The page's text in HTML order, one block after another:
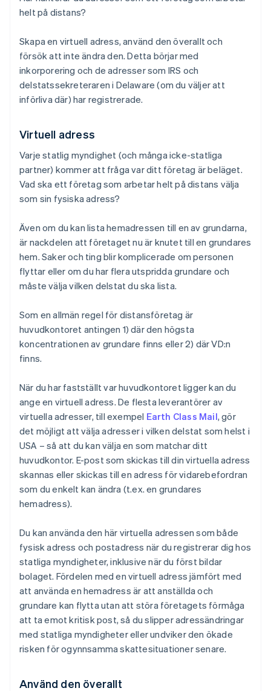
helt på distans?
Skapa en virtuell adress, använd den överallt och
försök att inte ändra den. Detta börjar med
inkorporering och de adresser som IRS och
delstatssekreteraren i Delaware (om du väljer att
införliva där) har registrerade.
Virtuell adress
Varje statlig myndighet (och många icke-statliga
partner) kommer att fråga var ditt företag är beläget.
Vad ska ett företag som arbetar helt på distans välja
som sin fysiska adress?
Även om du kan lista hemadressen till en av grundarna,
är nackdelen att företaget nu är knutet till en grundares
hem. Saker och ting blir komplicerade om personen
flyttar eller om du har flera utspridda grundare och
måste välja vilken delstat du ska lista.
Som en allmän regel för distansföretag är
huvudkontoret antingen 1) där den högsta
koncentrationen av grundare finns eller 2) där VD:n
finns.
När du har fastställt var huvudkontoret ligger kan du
ange en virtuell adress. De flesta leverantörer av
virtuella adresser, till exempel Earth Class Mail, gör
det möjligt att välja adresser i vilken delstat som helst i
USA – så att du kan välja en som matchar ditt
huvudkontor. E-post som skickas till din virtuella adress
skannas eller skickas till en adress för vidarebefordran
som du enkelt kan ändra (t.ex. en grundares
hemadress).
Du kan använda den här virtuella adressen som både
fysisk adress och postadress när du registrerar dig hos
statliga myndigheter, inklusive när du först bildar
bolaget. Fördelen med en virtuell adress jämfört med
att använda en hemadress är att anställda och
grundare kan flytta utan att störa företagets förmåga
att ta emot kritisk post, så du slipper adressändringar
med statliga myndigheter eller undviker den ökade
risken för ogynnsamma skattesituationer senare.
Använd den överallt